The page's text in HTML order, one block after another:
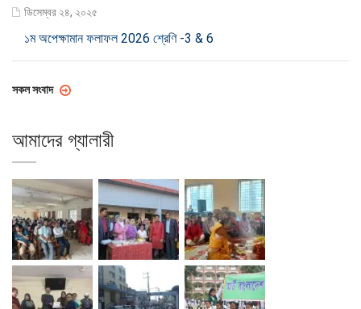
ডিসেম্বর ২৪, ২০২৫
১ম অপেক্ষামান ফলাফল 2026 শ্রেণি -3 & 6
সকল সংবাদ
আমাদের গ্যালারী